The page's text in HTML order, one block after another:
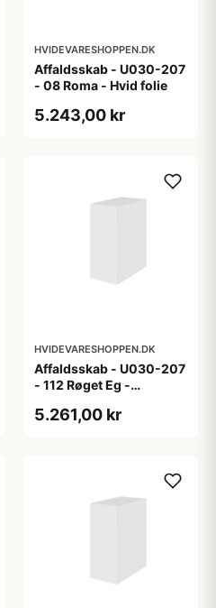
HVIDEVARESHOPPEN.DK
Affaldsskab - U030-207
- 08 Roma - Hvid folie
5.243,00 kr
HVIDEVARESHOPPEN.DK
Affaldsskab - U030-207
- 112 Røget Eg -
5.261,00 kr